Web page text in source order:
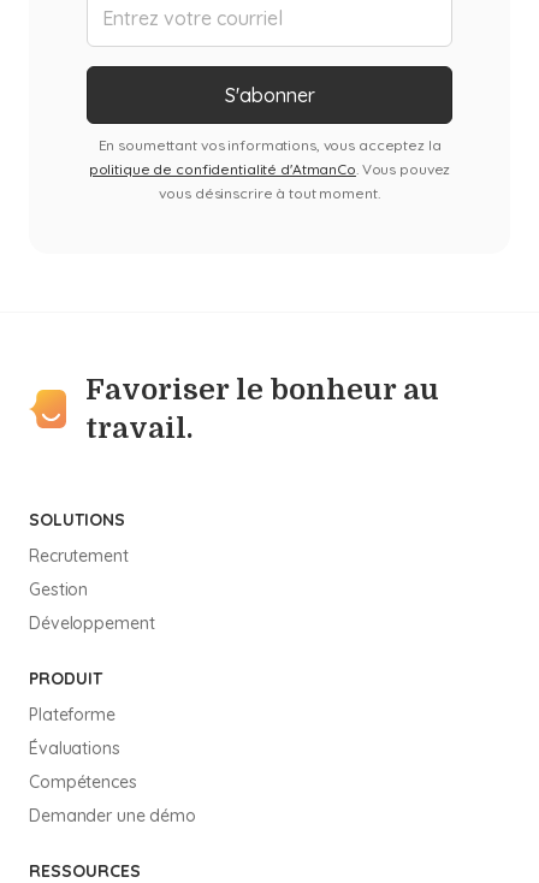
En soumettant vos informations, vous acceptez la
politique de confidentialité d'AtmanCo . Vous pouvez
vous désinscrire à tout moment.
Favoriser le bonheur au
travail.
SOLUTIONS
Recrutement
Gestion
Développement
PRODUIT
Plateforme
Évaluations
Compétences
Demander une démo
RESSOURCES